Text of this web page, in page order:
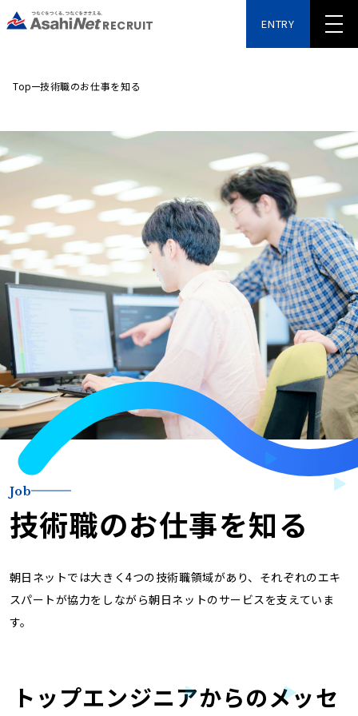
RECRUIT ENTRY
Top 技術職のお仕事を知る
Job
技術職のお仕事を知る
朝日ネットでは大きく4つの技術職領域があり、それぞれのエキ
スパートが協力をしながら朝日ネットのサービスを支えていま
す。
トップエンジニアからのメッセ